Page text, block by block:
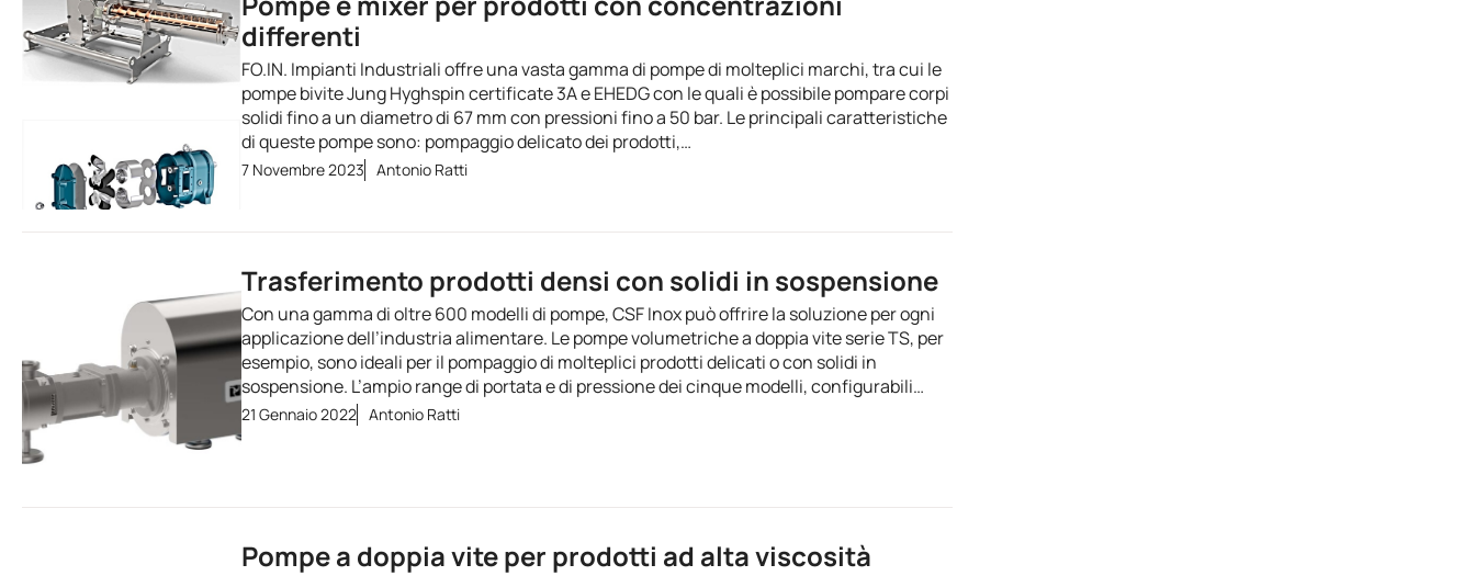
differenti
FO.IN. Impianti Industriali offre una vasta gamma di pompe di molteplici marchi, tra cui le
pompe bivite Jung Hyghspin certificate 3A e EHEDG con le quali è possibile pompare corpi
solidi fino a un diametro di 67 mm con pressioni fino a 50 bar. Le principali caratteristiche
di queste pompe sono: pompaggio delicato dei prodotti,…
7 Novembre 2023 Antonio Ratti
Trasferimento prodotti densi con solidi in sospensione
Con una gamma di oltre 600 modelli di pompe, CSF Inox può offrire la soluzione per ogni
applicazione dell’industria alimentare. Le pompe volumetriche a doppia vite serie TS, per
esempio, sono ideali per il pompaggio di molteplici prodotti delicati o con solidi in
sospensione. L’ampio range di portata e di pressione dei cinque modelli, configurabili…
21 Gennaio 2022 Antonio Ratti
Pompe a doppia vite per prodotti ad alta viscosità